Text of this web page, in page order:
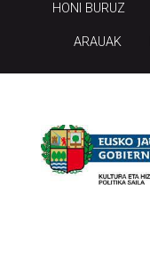
HONI BURUZ
ARAUAK